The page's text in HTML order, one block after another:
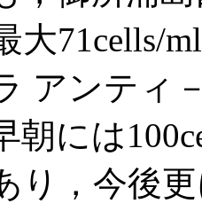
大71cells/
アンティ
朝には
り，今後